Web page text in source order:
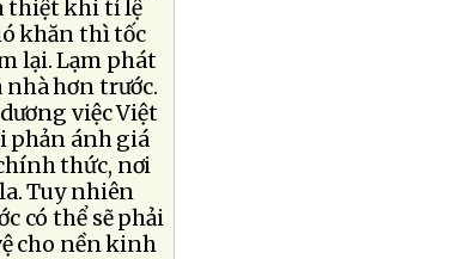
thiệt khi tỉ lệ
khăn thì tốc
lại. Lạm phát
hơn trước.
việc Việt
phản ánh giá
thức, nơi
Tuy nhiên
có thể sẽ phải
cho nền kinh